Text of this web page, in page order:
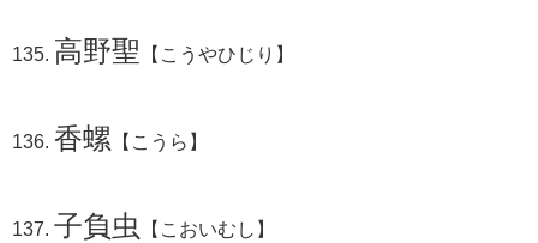
高野聖 【こうやひじり】
香螺 【こうら】
子負虫 【こおいむし】